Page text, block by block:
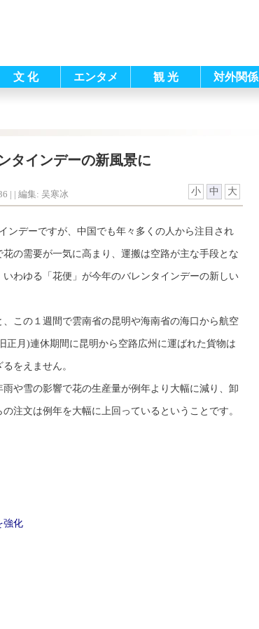
文 化 エンタメ 観 光 対外関係
タインデーの新風景に
| | 編集: 吴寒冰 小 中 大
ンデーですが、中国でも年々多くの人から注目され
の需要が一気に高まり、運搬は空路が主な手段とな
わゆる「花便」が今年のバレンタインデーの新しい
この１週間で雲南省の昆明や海南省の海口から航空
正月)連休期間に昆明から空路広州に運ばれた貨物は
をえません。
や雪の影響で花の生産量が例年より大幅に減り、卸
注文は例年を大幅に上回っているということです。
強化